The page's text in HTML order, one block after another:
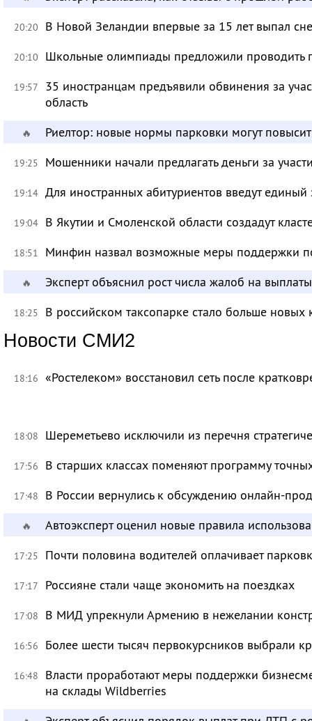
20:20 В Новой Зеландии впервые за 15 лет выпал
20:10 Школьные олимпиады предложили проводить
19:57
35 иностранцам предъявили обвинения за
область
🔥 Риелтор: новые нормы парковки могут
19:25 Мошенники начали предлагать деньги за
19:14 Для иностранных абитуриентов введут
19:04 В Якутии и Смоленской области создадут
18:51 Минфин назвал возможные меры поддержки
🔥 Эксперт объяснил рост числа жалоб на
18:25 В российском таксопарке стало больше новых
Новости СМИ2
18:16 «Ростелеком» восстановил сеть после
18:08 Шереметьево исключили из перечня
17:56 В старших классах поменяют программу
17:48 В России вернулись к обсуждению онлайн-
🔥 Автоэксперт оценил новые правила
17:25 Почти половина водителей оплачивает
17:17 Россияне стали чаще экономить на поездках
17:08 В МИД упрекнули Армению в нежелании
16:56 Более шести тысяч первокурсников выбрали
16:48
Власти проработают меры поддержки
на склады Wildberries